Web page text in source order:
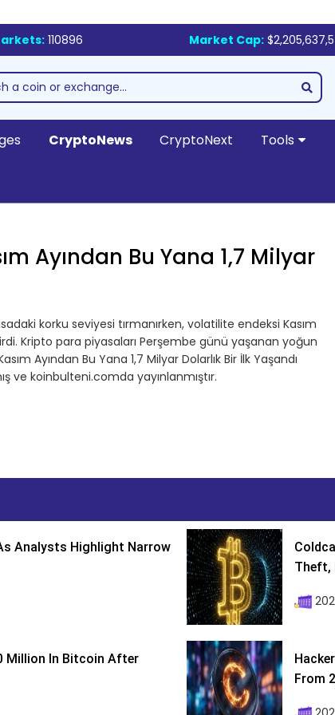
110896 Market Cap:
CryptoNews CryptoNext Tools
Ayından Bu Yana 1,7 Milyar
korku seviyesi tırmanırken, volatilite endeksi Kasım
Kripto para piyasaları Perşembe günü yaşanan yoğun
Ayından Bu Yana 1,7 Milyar Dolarlık Bir İlk Yaşandı
ve koinbulteni.comda yayınlanmıştır.
Analysts Highlight Narrow
Theft,
Million In Bitcoin After
From